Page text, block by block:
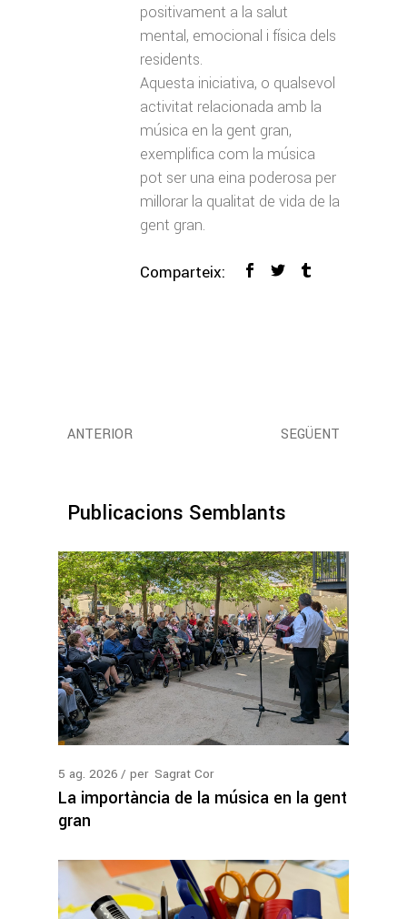
positivament a la salut
mental, emocional i física dels
residents.
Aquesta iniciativa, o qualsevol
activitat relacionada amb la
música en la gent gran,
exemplifica com la música
pot ser una eina poderosa per
millorar la qualitat de vida de la
gent gran.
Comparteix:
ANTERIOR SEGÜENT
Publicacions Semblants
5 ag. 2026 per Sagrat Cor
La importància de la música en la gent
gran